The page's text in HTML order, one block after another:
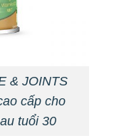
& JOINTS
cấp cho
tuổi 30